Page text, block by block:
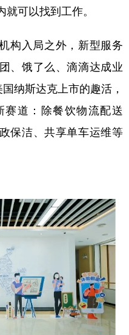
可以找到工作。
入局之外，新型服务
、饿了么、滴滴达成业
纳斯达克上市的趣活，
道：除餐饮物流配送
保洁、共享单车运维等